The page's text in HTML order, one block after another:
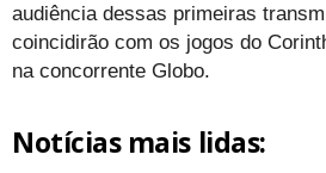
audiência dessas primeiras
coincidirão com os jogos do
na concorrente Globo.
Notícias mais lidas: